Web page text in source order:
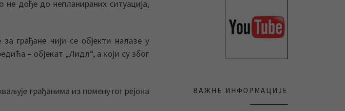
дође до непланираних ситуација,
грађане чији се објекти налазе у
– објекат „Лидл“, а који су због
грађанима из поменутог рејона
ВАЖНЕ ИНФОРМАЦИЈЕ